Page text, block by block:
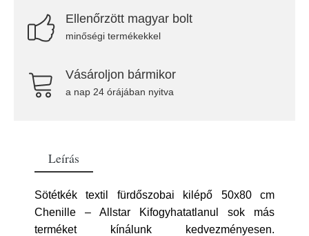
Ellenőrzött magyar bolt
minőségi termékekkel
Vásároljon bármikor
a nap 24 órájában nyitva
Leírás
Sötétkék textil fürdőszobai kilépő 50x80 cm
Chenille – Allstar Kifogyhatatlanul sok más
terméket kínálunk kedvezményesen.